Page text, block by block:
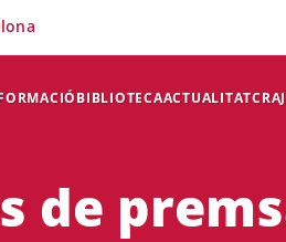
BIBLIOTECAACTUALITATCRAJ
de